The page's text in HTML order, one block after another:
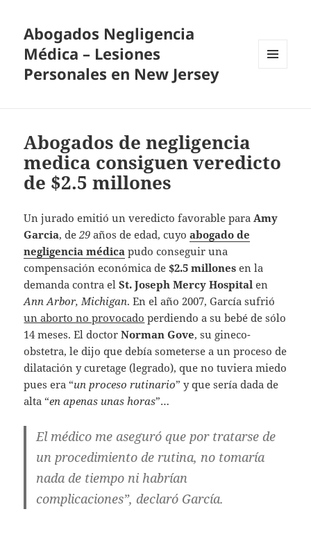
Abogados Negligencia
Médica – Lesiones
Personales en New Jersey
Abogados de negligencia
medica consiguen veredicto
de $2.5 millones
Un jurado emitió un veredicto favorable paraAmy
Garcia, de29 años de edad, cuyoabogado de
negligencia médica pudo conseguir una
compensación económica de$2.5 millones en la
demanda contra elSt. Joseph Mercy Hospital en
Ann Arbor, Michigan. En el año 2007, García sufrió
un aborto no provocado perdiendo a su bebé de sólo
14 meses. El doctorNorman Gove, su gineco-
obstetra, le dijo que debía someterse a un proceso de
dilatación y curetage (legrado), que no tuviera miedo
pues era “un proceso rutinario” y que sería dada de
alta “en apenas unas horas”…
El médico me aseguró que por tratarse de
un procedimiento de rutina, no tomaría
nada de tiempo ni habrían
complicaciones”, declaró García.